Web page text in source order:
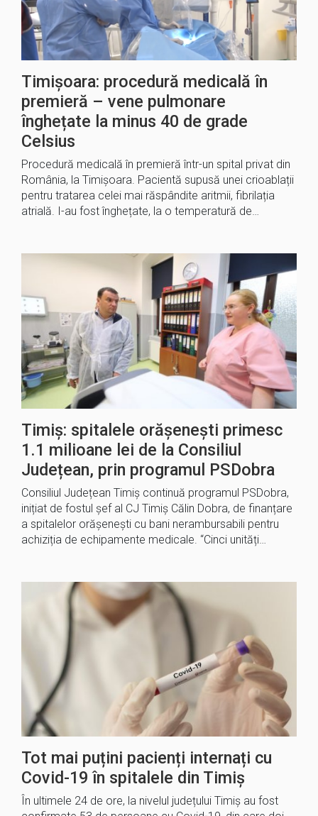
Timișoara: procedură medicală în
premieră – vene pulmonare
înghețate la minus 40 de grade
Celsius
Procedură medicală în premieră într-un spital privat din
România, la Timișoara. Pacientă supusă unei crioablații
pentru tratarea celei mai răspândite aritmii, fibrilația
atrială. I-au fost înghețate, la o temperatură de…
Timiș: spitalele orășenești primesc
1.1 milioane lei de la Consiliul
Județean, prin programul PSDobra
Consiliul Județean Timiș continuă programul PSDobra,
inițiat de fostul șef al CJ Timiș Călin Dobra, de finanțare
a spitalelor orășenești cu bani nerambursabili pentru
achiziția de echipamente medicale. “Cinci unități…
Tot mai puțini pacienți internați cu
Covid-19 în spitalele din Timiș
În ultimele 24 de ore, la nivelul județului Timiș au fost